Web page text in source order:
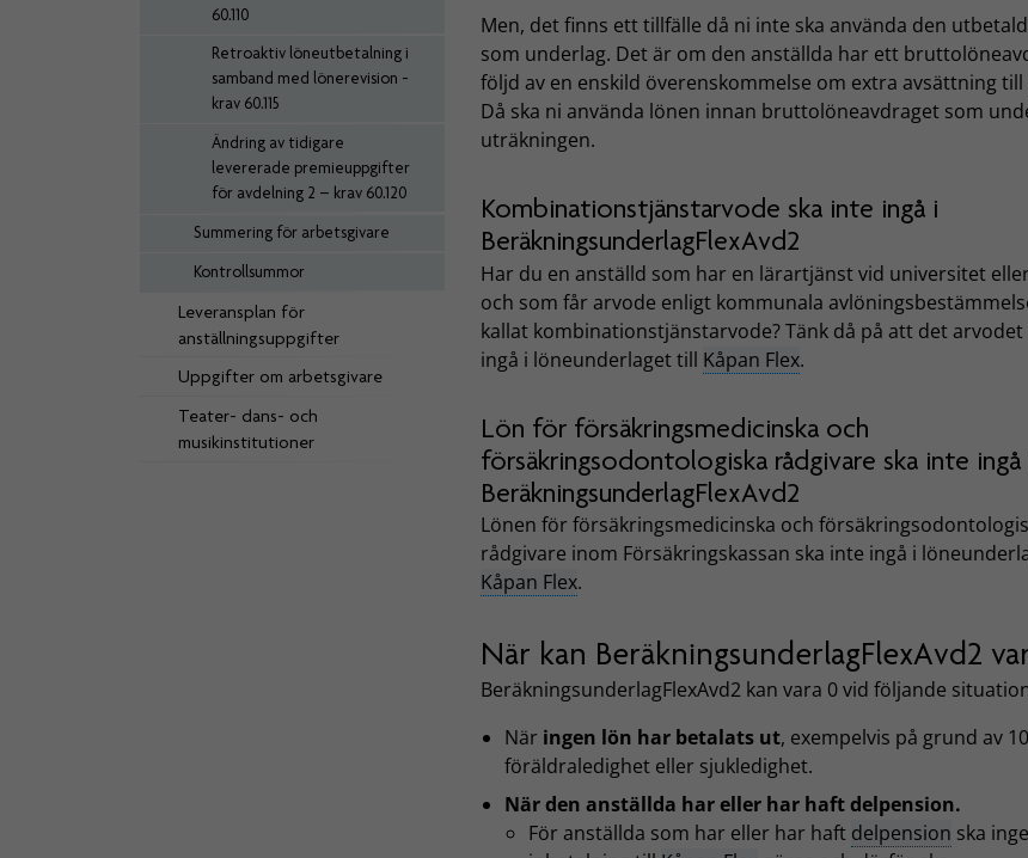
60.110
Retroaktiv löneutbetalning i
samband med lönerevision -
krav 60.115
Ändring av tidigare
levererade premieuppgifter
för avdelning 2 – krav 60.120
Summering för arbetsgivare
Kontrollsummor
Leveransplan för
anställningsuppgifter
Uppgifter om arbetsgivare
Teater- dans- och
musikinstitutioner
Men, det finns ett tillfälle då ni inte ska använda den
som underlag. Det är om den anställda har ett
följd av en enskild överenskommelse om extra avsättning till
Då ska ni använda lönen innan bruttolöneavdraget som
uträkningen.
Kombinationstjänstarvode ska inte ingå i
BeräkningsunderlagFlexAvd2
Har du en anställd som har en lärartjänst vid universitet
och som får arvode enligt kommunala
kallat kombinationstjänstarvode? Tänk då på att det arvodet
ingå i löneunderlaget till Kåpan Flex.
Lön för försäkringsmedicinska och
försäkringsodontologiska rådgivare ska inte ingå
BeräkningsunderlagFlexAvd2
Lönen för försäkringsmedicinska och
rådgivare inom Försäkringskassan ska inte ingå i
Kåpan Flex.
När kan BeräkningsunderlagFlexAvd2
BeräkningsunderlagFlexAvd2 kan vara 0 vid följande
När ingen lön har betalats ut, exempelvis på grund av
föräldraledighet eller sjukledighet.
När den anställda har eller har haft delpension.
För anställda som har eller har haft delpension ska